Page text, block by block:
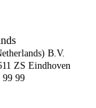
B.V.
ZS Eindhoven
99 99